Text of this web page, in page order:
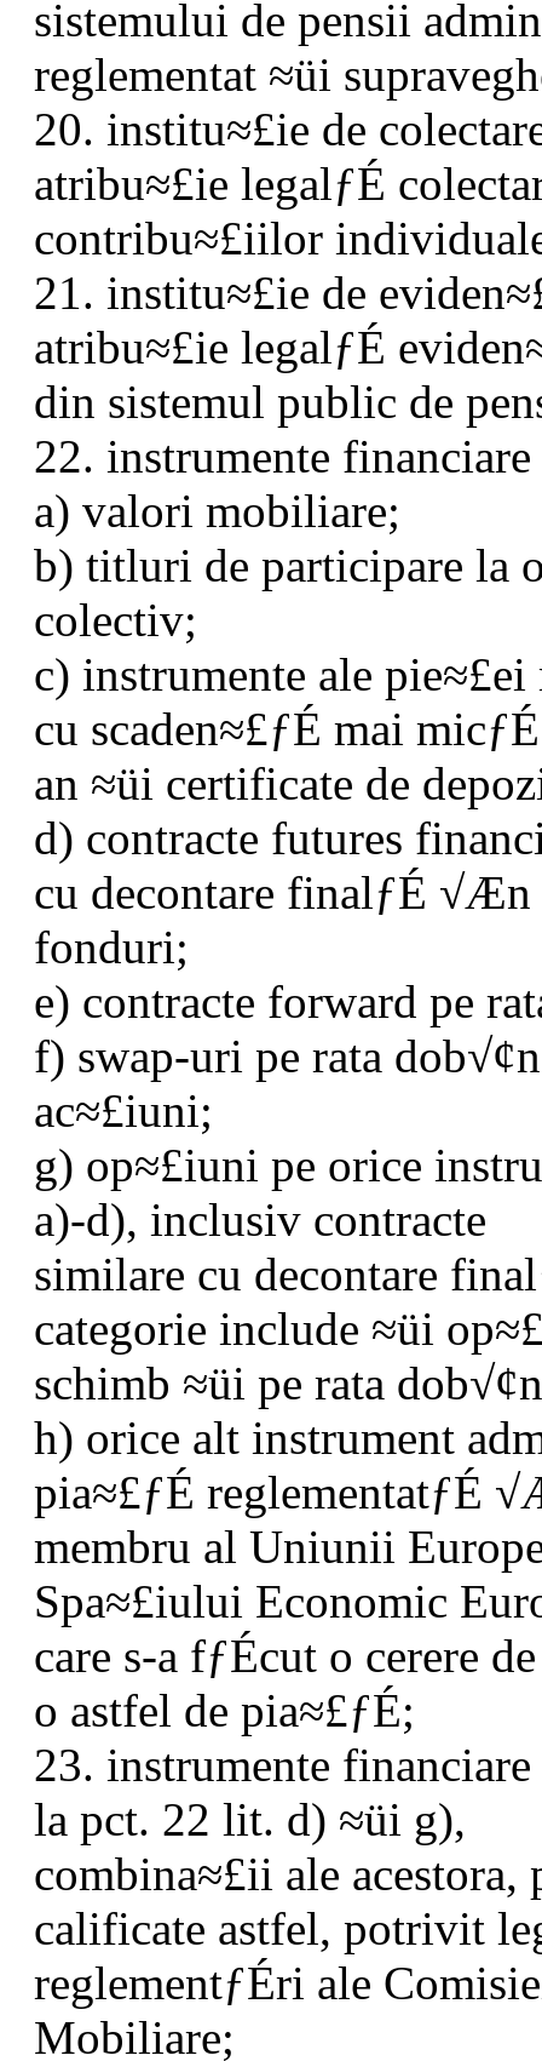
sistemului de pensii
reglementat ≈üi
20. institu≈£ie de
atribu≈£ie legalƒÉ
contribu≈£iilor
21. institu≈£ie de
atribu≈£ie legalƒÉ
din sistemul public de
22. instrumente
a) valori mobiliare;
b) titluri de participare la
colectiv;
c) instrumente ale
cu scaden≈£ƒÉ mai
an ≈üi certificate de
d) contracte futures
cu decontare finalƒÉ √Æn
fonduri;
e) contracte forward pe
f) swap-uri pe rata
ac≈£iuni;
g) op≈£iuni pe orice
a)-d), inclusiv contracte
similare cu decontare
categorie include ≈üi
schimb ≈üi pe rata
h) orice alt instrument
pia≈£ƒÉ reglementatƒÉ
membru al Uniunii
Spa≈£iului Economic
care s-a fƒÉcut o cerere
o astfel de pia≈£ƒÉ;
23. instrumente
la pct. 22 lit. d) ≈üi g),
combina≈£ii ale
calificate astfel, potrivit
reglementƒÉri ale
Mobiliare;